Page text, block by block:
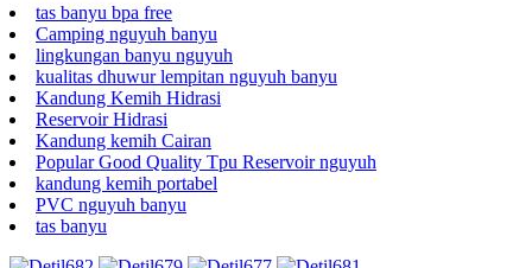
tas banyu bpa free
Camping nguyuh banyu
lingkungan banyu nguyuh
kualitas dhuwur lempitan nguyuh banyu
Kandung Kemih Hidrasi
Reservoir Hidrasi
Kandung kemih Cairan
Popular Good Quality Tpu Reservoir nguyuh
kandung kemih portabel
PVC nguyuh banyu
tas banyu